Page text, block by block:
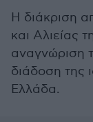
Η διάκριση
και Αλιείας
αναγνώριση
διάδοση της
Ελλάδα.